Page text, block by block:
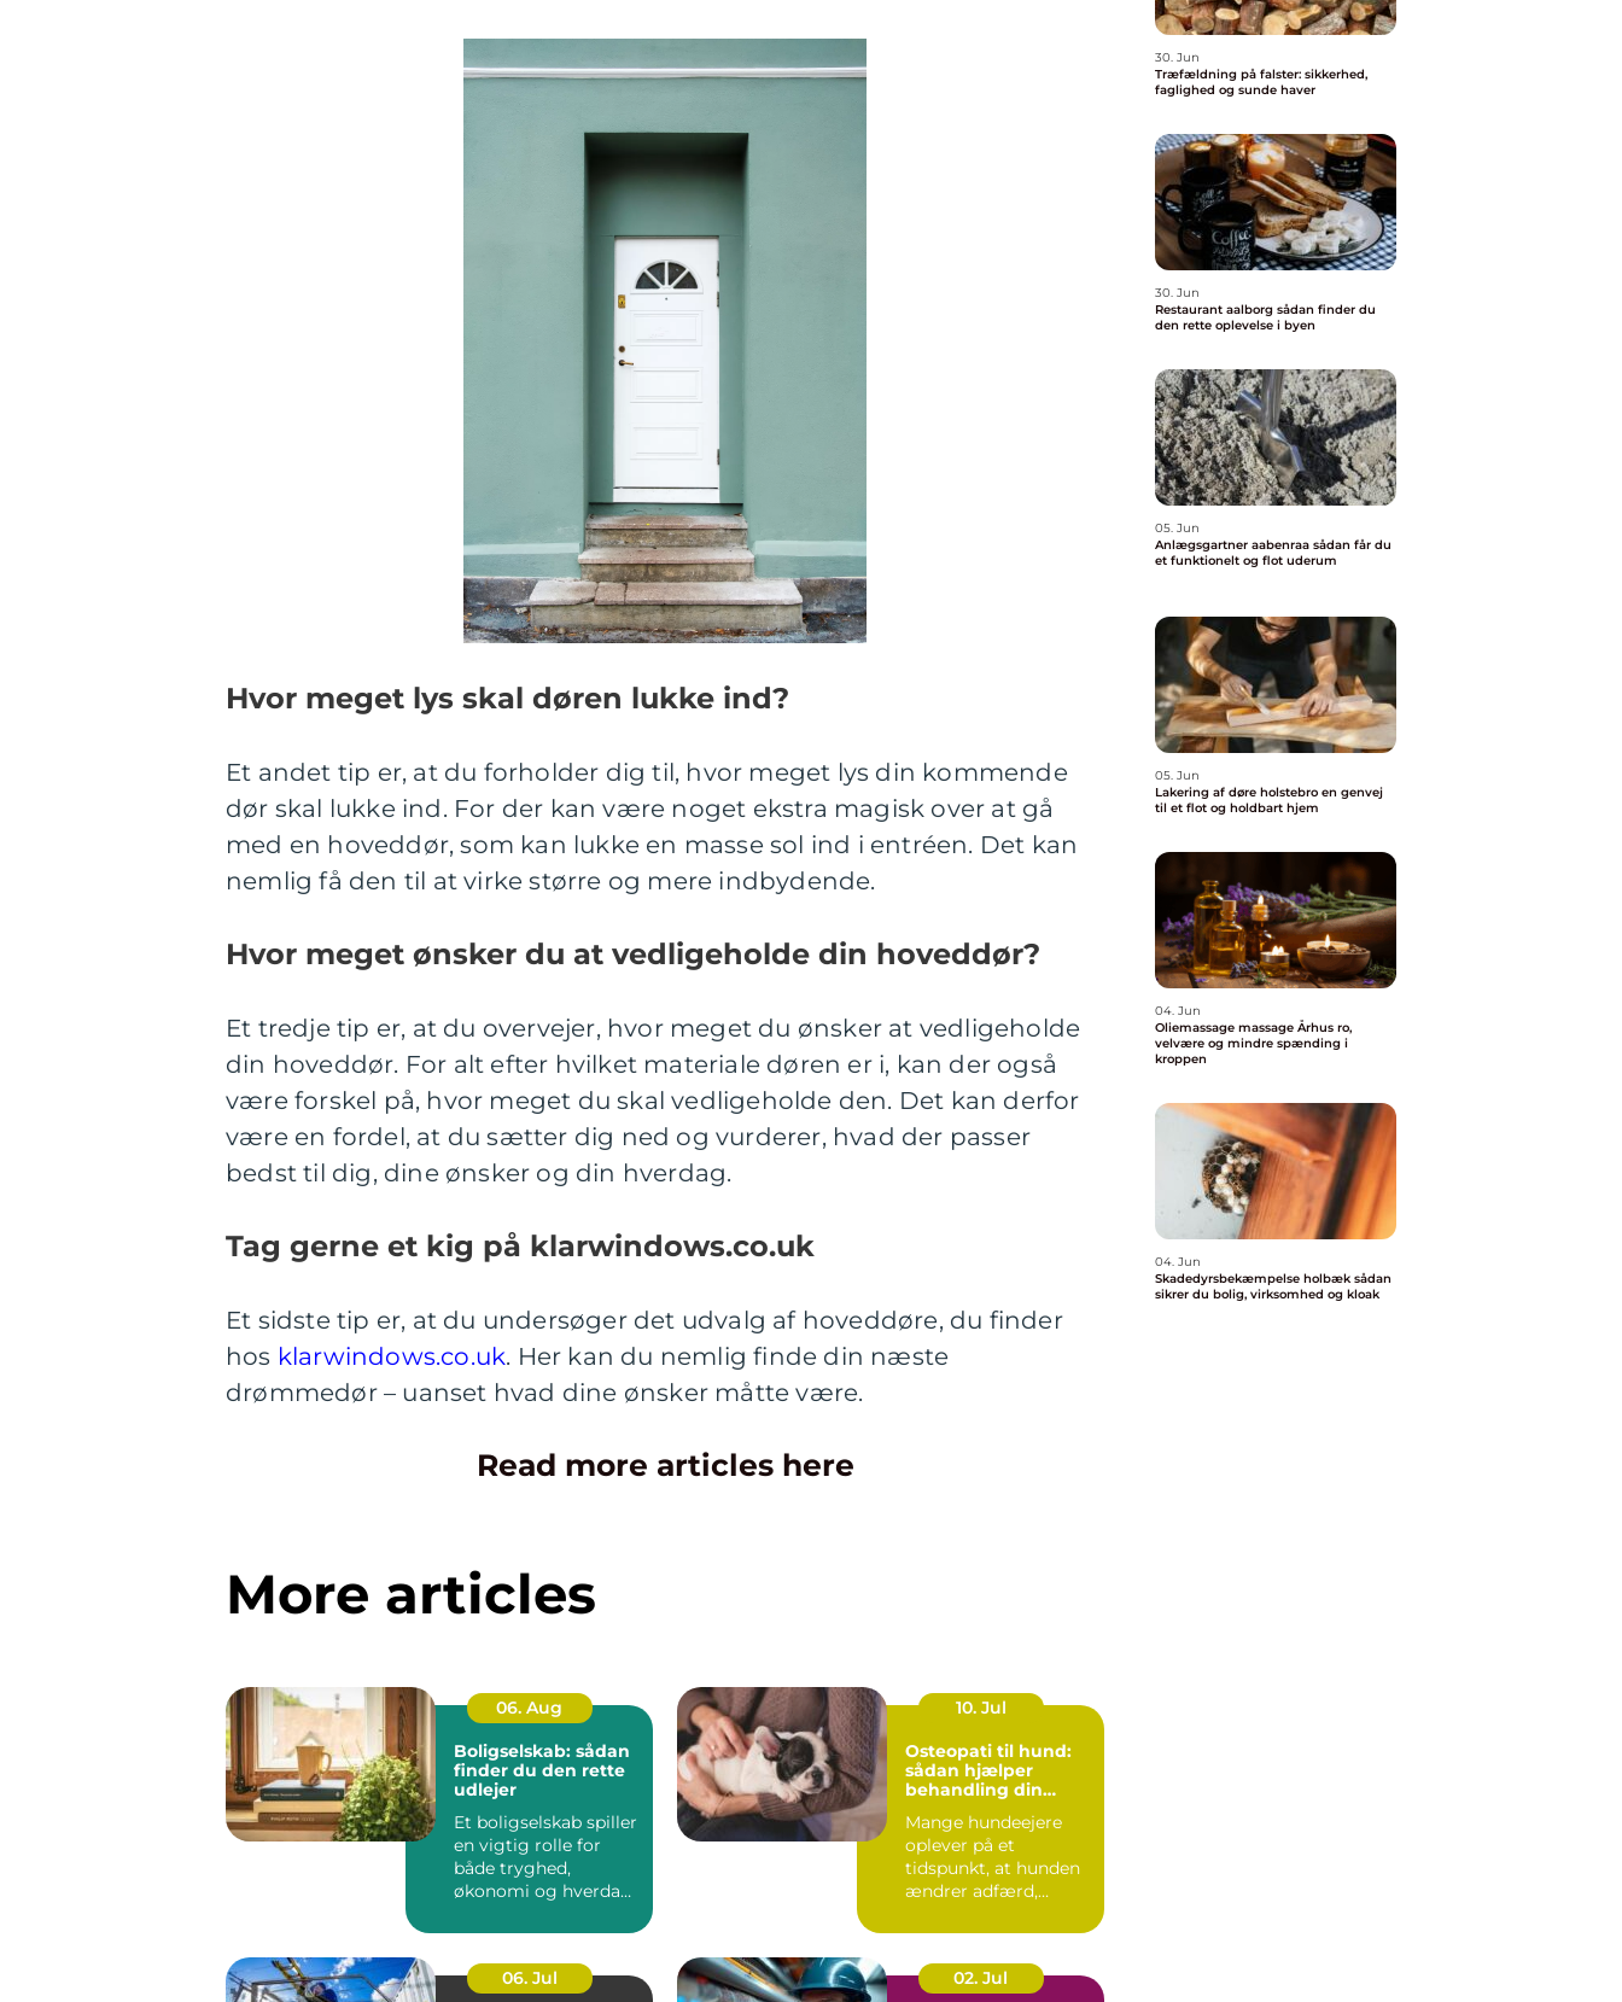
Hvor meget lys skal døren lukke ind?
Et andet tip er, at du forholder dig til, hvor meget lys din kommende
dør skal lukke ind. For der kan være noget ekstra magisk over at gå
med en hoveddør, som kan lukke en masse sol ind i entréen. Det kan
nemlig få den til at virke større og mere indbydende.
Hvor meget ønsker du at vedligeholde din hoveddør?
Et tredje tip er, at du overvejer, hvor meget du ønsker at vedligeholde
din hoveddør. For alt efter hvilket materiale døren er i, kan der også
være forskel på, hvor meget du skal vedligeholde den. Det kan derfor
være en fordel, at du sætter dig ned og vurderer, hvad der passer
bedst til dig, dine ønsker og din hverdag.
Tag gerne et kig på klarwindows.co.uk
Et sidste tip er, at du undersøger det udvalg af hoveddøre, du finder
hos klarwindows.co.uk. Her kan du nemlig finde din næste
drømmedør – uanset hvad dine ønsker måtte være.
Read more articles here
More articles
06. Aug
Boligselskab: sådan
finder du den rette
udlejer
Et boligselskab spiller
en vigtig rolle for
både tryghed,
økonomi og hverdag,
10. Jul
Osteopati til hund:
sådan hjælper
behandling din
Mange hundeejere
oplever på et
tidspunkt, at hunden
ændrer adfærd,
06. Jul
02. Jul
30. Jun
Træfældning på falster: sikkerhed,
faglighed og sunde haver
30. Jun
Restaurant aalborg sådan finder du
den rette oplevelse i byen
05. Jun
Anlægsgartner aabenraa sådan får du
et funktionelt og flot uderum
05. Jun
Lakering af døre holstebro en genvej
til et flot og holdbart hjem
04. Jun
Oliemassage massage Århus ro,
velvære og mindre spænding i
kroppen
04. Jun
Skadedyrsbekæmpelse holbæk sådan
sikrer du bolig, virksomhed og kloak